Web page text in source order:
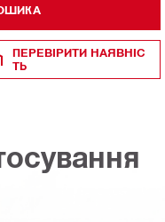
ПЕРЕВІРИТИ НАЯВНІС
ТЬ